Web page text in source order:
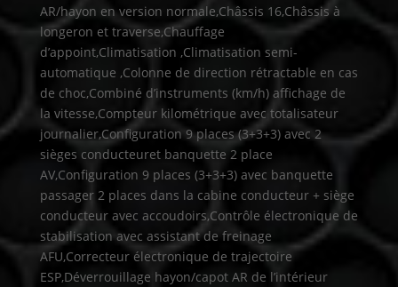
AR/hayon en version normale,Châssis 16,Châssis à
longeron et traverse,Chauffage
d’appoint,Climatisation ,Climatisation semi-
automatique ,Colonne de direction rétractable en cas
de choc,Combiné d’instruments (km/h) affichage de
la vitesse,Compteur kilométrique avec totalisateur
journalier,Configuration 9 places (3+3+3) avec 2
sièges conducteuret banquette 2 place
AV,Configuration 9 places (3+3+3) avec banquette
passager 2 places dans la cabine conducteur + siège
conducteur avec accoudoirs,Contrôle électronique de
stabilisation avec assistant de freinage
AFU,Correcteur électronique de trajectoire
ESP,Déverrouillage hayon/capot AR de l’intérieur